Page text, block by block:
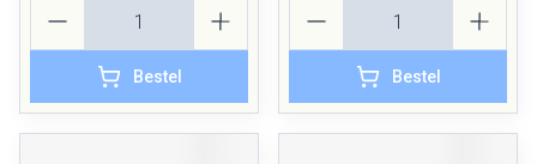
Bestel Bestel